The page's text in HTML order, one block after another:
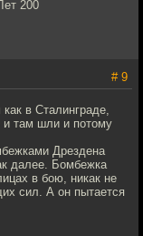
200
# 9
в Сталинграде,
и там шли и потому
Дрездена
далее. Бомбежка
в бою, никак не
сил. А он пытается